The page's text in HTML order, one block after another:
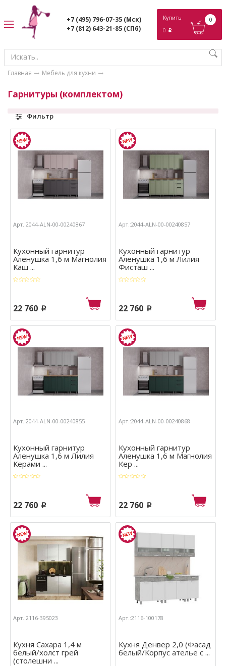
+7 (495) 796-07-35 (Мск)
+7 (812) 643-21-85 (СПб)
Купить
0 p
0
Главная Мебель для кухни
Гарнитуры (комплектом)
Фильтр
Арт.:2044-ALN-00-00240867
Кухонный гарнитур
Аленушка 1,6 м Магнолия
Каш ...
22 760 p
Арт.:2044-ALN-00-00240857
Кухонный гарнитур
Аленушка 1,6 м Лилия
Фиcташ ...
22 760 p
Арт.:2044-ALN-00-00240855
Кухонный гарнитур
Аленушка 1,6 м Лилия
Керами ...
22 760 p
Арт.:2044-ALN-00-00240868
Кухонный гарнитур
Аленушка 1,6 м Магнолия
Кер ...
22 760 p
Арт.:2116-395023
Кухня Сахара 1,4 м
белый/холст грей
(столешни ...
Арт.:2116-100178
Кухня Денвер 2,0 (Фасад
белый/Корпус ателье с ...